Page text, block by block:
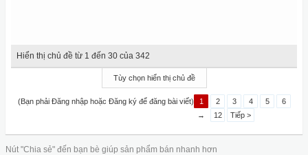
Hiển thị chủ đề từ 1 đến 30 của 342
Tùy chọn hiển thị chủ đề
(Bạn phải Đăng nhập hoặc Đăng ký để đăng bài viết) 1 2 3 4 5
6
→
12 Tiếp >
Nút "Chia sẻ" đến bạn bè giúp sản phẩm bán nhanh hơn